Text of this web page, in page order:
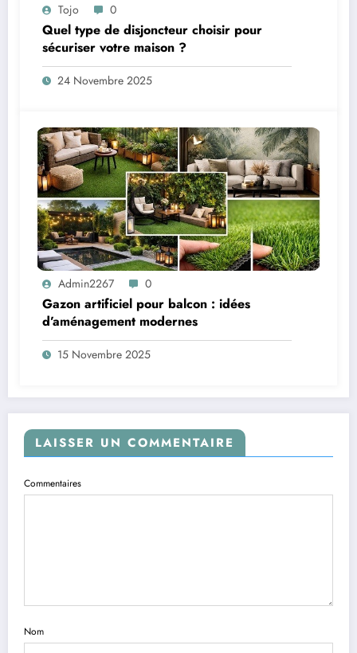
Tojo 0
Quel type de disjoncteur choisir pour
sécuriser votre maison ?
24 Novembre 2025
Admin2267 0
Gazon artificiel pour balcon : idées
d’aménagement modernes
15 Novembre 2025
LAISSER UN COMMENTAIRE
Commentaires
Nom